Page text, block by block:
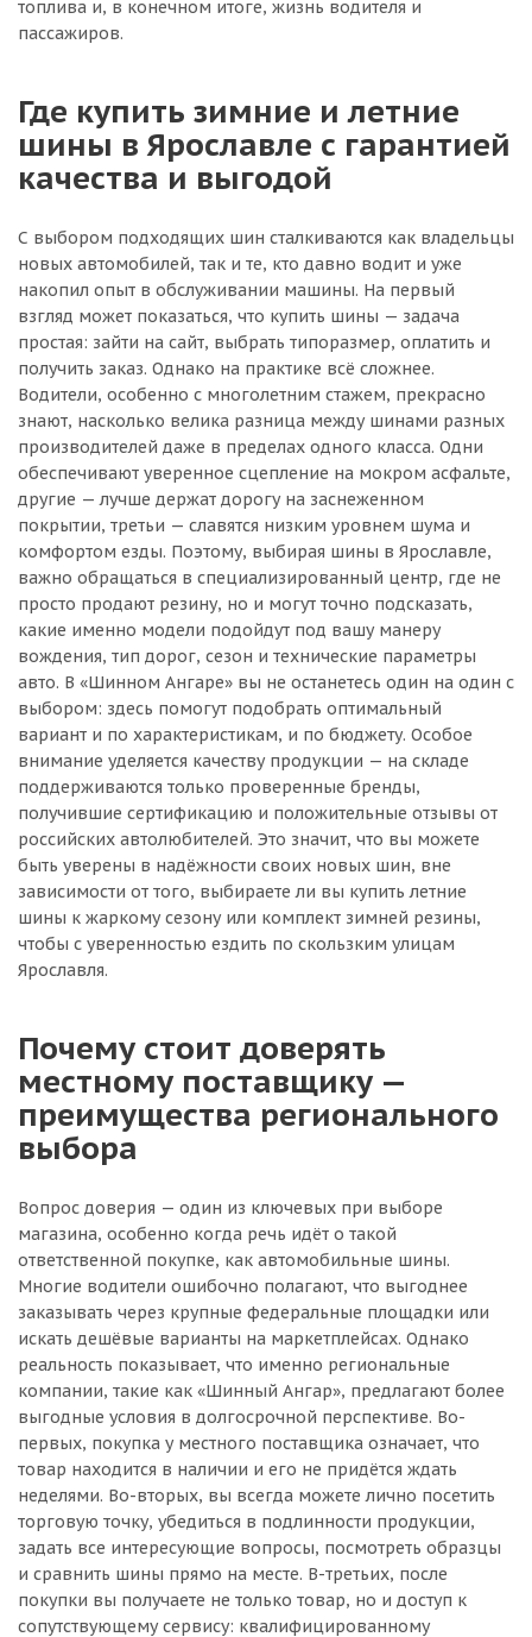
топлива и, в конечном итоге, жизнь водителя и
пассажиров.
Где купить зимние и летние
шины в Ярославле с гарантией
качества и выгодой
С выбором подходящих шин сталкиваются как владельцы
новых автомобилей, так и те, кто давно водит и уже
накопил опыт в обслуживании машины. На первый
взгляд может показаться, что купить шины — задача
простая: зайти на сайт, выбрать типоразмер, оплатить и
получить заказ. Однако на практике всё сложнее.
Водители, особенно с многолетним стажем, прекрасно
знают, насколько велика разница между шинами разных
производителей даже в пределах одного класса. Одни
обеспечивают уверенное сцепление на мокром асфальте,
другие — лучше держат дорогу на заснеженном
покрытии, третьи — славятся низким уровнем шума и
комфортом езды. Поэтому, выбирая шины в Ярославле,
важно обращаться в специализированный центр, где не
просто продают резину, но и могут точно подсказать,
какие именно модели подойдут под вашу манеру
вождения, тип дорог, сезон и технические параметры
авто. В «Шинном Ангаре» вы не останетесь один на один с
выбором: здесь помогут подобрать оптимальный
вариант и по характеристикам, и по бюджету. Особое
внимание уделяется качеству продукции — на складе
поддерживаются только проверенные бренды,
получившие сертификацию и положительные отзывы от
российских автолюбителей. Это значит, что вы можете
быть уверены в надёжности своих новых шин, вне
зависимости от того, выбираете ли вы купить летние
шины к жаркому сезону или комплект зимней резины,
чтобы с уверенностью ездить по скользким улицам
Ярославля.
Почему стоит доверять
местному поставщику —
преимущества регионального
выбора
Вопрос доверия — один из ключевых при выборе
магазина, особенно когда речь идёт о такой
ответственной покупке, как автомобильные шины.
Многие водители ошибочно полагают, что выгоднее
заказывать через крупные федеральные площадки или
искать дешёвые варианты на маркетплейсах. Однако
реальность показывает, что именно региональные
компании, такие как «Шинный Ангар», предлагают более
выгодные условия в долгосрочной перспективе. Во-
первых, покупка у местного поставщика означает, что
товар находится в наличии и его не придётся ждать
неделями. Во-вторых, вы всегда можете лично посетить
торговую точку, убедиться в подлинности продукции,
задать все интересующие вопросы, посмотреть образцы
и сравнить шины прямо на месте. В-третьих, после
покупки вы получаете не только товар, но и доступ к
сопутствующему сервису: квалифицированному